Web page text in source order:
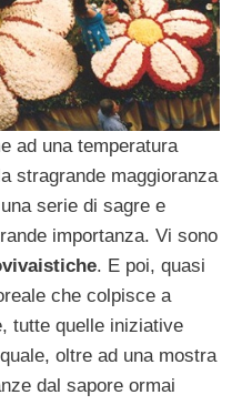
ad una temperatura
stragrande maggioranza
serie di sagre e
importanza. Vi sono
. E poi, quasi
che colpisce a
tutte quelle iniziative
oltre ad una mostra
dal sapore ormai